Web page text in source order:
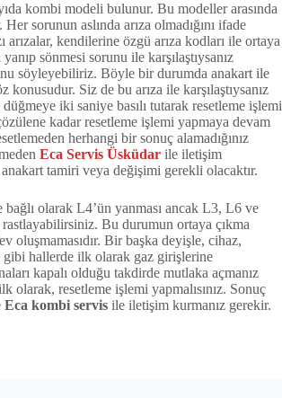
kombi modeli bulunur. Bu modeller arasında
sorunun aslında arıza olmadığını ifade
arızalar, kendilerine özgü arıza kodları ile ortaya
sönmesi sorunu ile karşılaştıysanız
söyleyebiliriz. Böyle bir durumda anakart ile
konusudur. Siz de bu arıza ile karşılaştıysanız
iki saniye basılı tutarak resetleme işlemi
kadar resetleme işlemi yapmaya devam
herhangi bir sonuç alamadığınız
Eca Servis Üsküdar ile iletişim
anakart tamiri veya değişimi gerekli olacaktır.
olarak L4’ün yanması ancak L3, L6 ve
rastlayabilirsiniz. Bu durumun ortaya çıkma
oluşmamasıdır. Bir başka deyişle, cihaz,
gibi hallerde ilk olarak gaz girişlerine
kapalı olduğu takdirde mutlaka açmanız
olarak, resetleme işlemi yapmalısınız. Sonuç
Eca kombi servis ile iletişim kurmanız gerekir.